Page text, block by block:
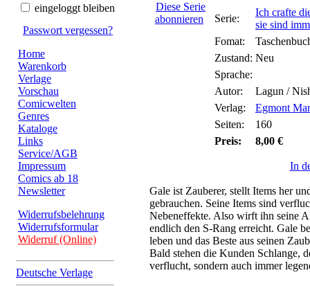
eingeloggt bleiben
Passwort vergessen?
Home
Warenkorb
Verlage
Vorschau
Comicwelten
Genres
Kataloge
Links
Service/AGB
Impressum
Comics ab 18
Newsletter
Widerrufsbelehrung
Widerrufsformular
Widerruf (Online)
Deutsche Verlage
Diese Serie
abonnieren
Serie:
Ich crafte
sie sind
Fomat:
Zustand: Neu
Sprache:
Autor:
Lagun /
Verlag:
Egmont
Seiten:
160
Preis:
8,00 €
In
Gale ist Zauberer, stellt Items her
gebrauchen. Seine Items sind
Nebeneffekte. Also wirft ihn seine
endlich den S-Rang erreicht. Gale
leben und das Beste aus seinen
Bald stehen die Kunden Schlange,
verflucht, sondern auch immer